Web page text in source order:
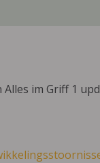
im Griff 1